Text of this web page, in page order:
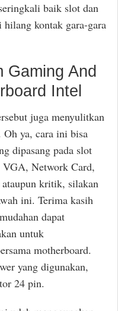
baik slot dan
hilang kontak gara-gara
Gaming And
Intel
juga menyulitkan
ya, cara ini bisa
dipasang pada slot
VGA, Network Card,
ataupun kritik, silakan
ini. Terima kasih
dapat
untuk
motherboard.
yang digunakan,
24 pin.